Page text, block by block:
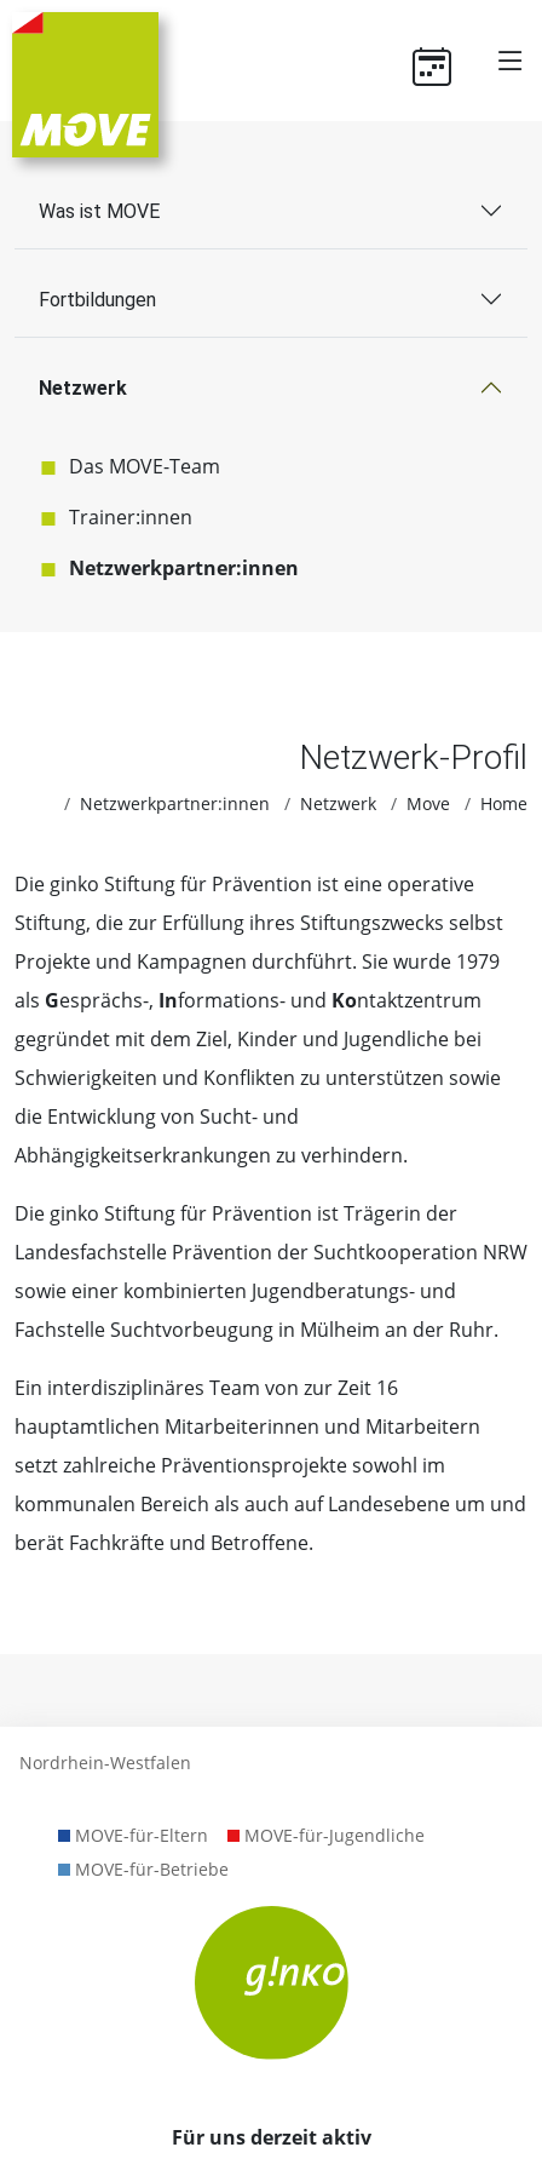
Was ist MOVE
Fortbildungen
Netzwerk
Das MOVE-Team
Trainer:innen
Netzwerkpartner:innen
Netzwerk-Profil
Netzwerkpartner:innen Netzwerk Move Home
Die ginko Stiftung für Prävention ist eine operative
Stiftung, die zur Erfüllung ihres Stiftungszwecks selbst
Projekte und Kampagnen durchführt. Sie wurde 1979
als Gesprächs-, Informations- und Kontaktzentrum
gegründet mit dem Ziel, Kinder und Jugendliche bei
Schwierigkeiten und Konflikten zu unterstützen sowie
die Entwicklung von Sucht- und
Abhängigkeitserkrankungen zu verhindern.
Die ginko Stiftung für Prävention ist Trägerin der
Landesfachstelle Prävention der Suchtkooperation NRW
sowie einer kombinierten Jugendberatungs- und
Fachstelle Suchtvorbeugung in Mülheim an der Ruhr.
Ein interdisziplinäres Team von zur Zeit 16
hauptamtlichen Mitarbeiterinnen und Mitarbeitern
setzt zahlreiche Präventionsprojekte sowohl im
kommunalen Bereich als auch auf Landesebene um und
berät Fachkräfte und Betroffene.
Nordrhein-Westfalen
MOVE-für-Eltern
MOVE-für-Jugendliche
MOVE-für-Betriebe
Für uns derzeit aktiv